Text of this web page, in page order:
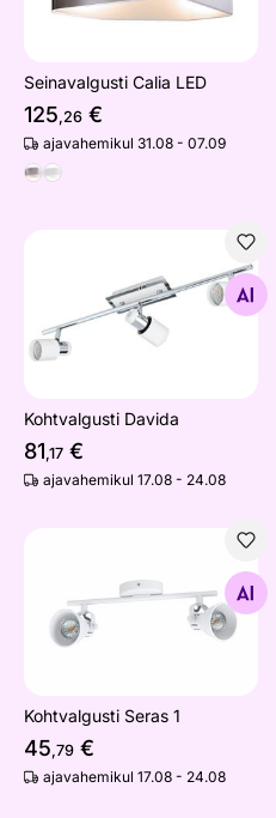
Seinavalgusti Calia LED
125,26 €
ajavahemikul 31.08 - 07.09
Otsi sarnaseid
Kohtvalgusti Davida
81,17 €
ajavahemikul 17.08 - 24.08
Otsi sarnaseid
Kohtvalgusti Seras 1
45,79 €
ajavahemikul 17.08 - 24.08